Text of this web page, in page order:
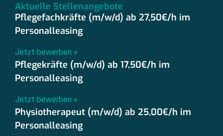
Aktuelle Stellenangebote
Pflegefachkräfte (m/w/d) ab 27,50€/h im
Personalleasing
Jetzt bewerben »
Pflegekräfte (m/w/d) ab 17,50€/h im
Personalleasing
Jetzt bewerben »
Physiotherapeut (m/w/d) ab 25,00€/h im
Personalleasing